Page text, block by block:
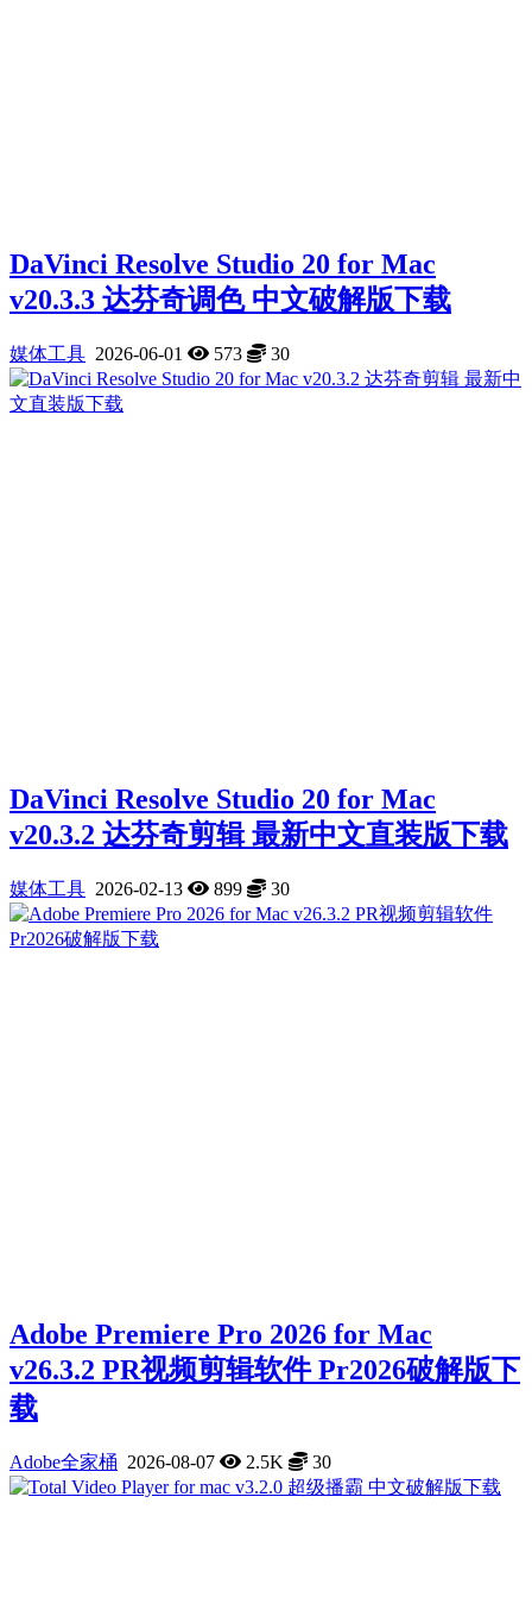
DaVinci Resolve Studio 20 for Mac
v20.3.3 达芬奇调色 中文破解版下载
媒体工具 2026-06-01 573 30
DaVinci Resolve Studio 20 for Mac
v20.3.2 达芬奇剪辑 最新中文直装版下载
媒体工具 2026-02-13 899 30
Adobe Premiere Pro 2026 for Mac
v26.3.2 PR视频剪辑软件 Pr2026破解版下
载
Adobe全家桶 2026-08-07 2.5K 30